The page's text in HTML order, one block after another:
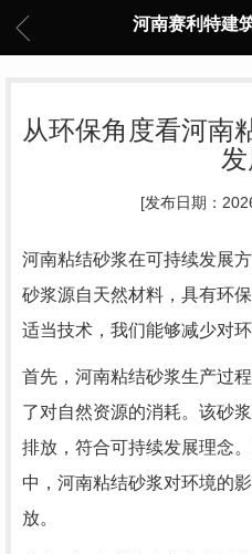
河南赛利特建
从环保角度看河南
[发布日期：
河南粘结砂浆在可持续发展
砂浆源自天然材料，具有环
适当技术，我们能够减少对环
首先，河南粘结砂浆生产过
了对自然资源的消耗。该砂
排放，符合可持续发展理念
中，河南粘结砂浆对环境的
放。